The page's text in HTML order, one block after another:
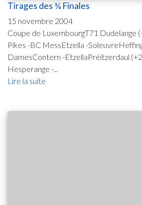
Tirages des ¼ Finales
15 novembre 2004
Coupe de LuxembourgT71 Dudelange
Pikes -BC MessEtzella -
DamesContern -EtzellaPréitzerdaul
Hesperange -...
Lire la suite